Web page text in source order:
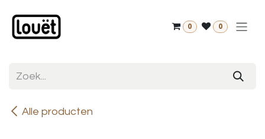
0 0
Alle producten